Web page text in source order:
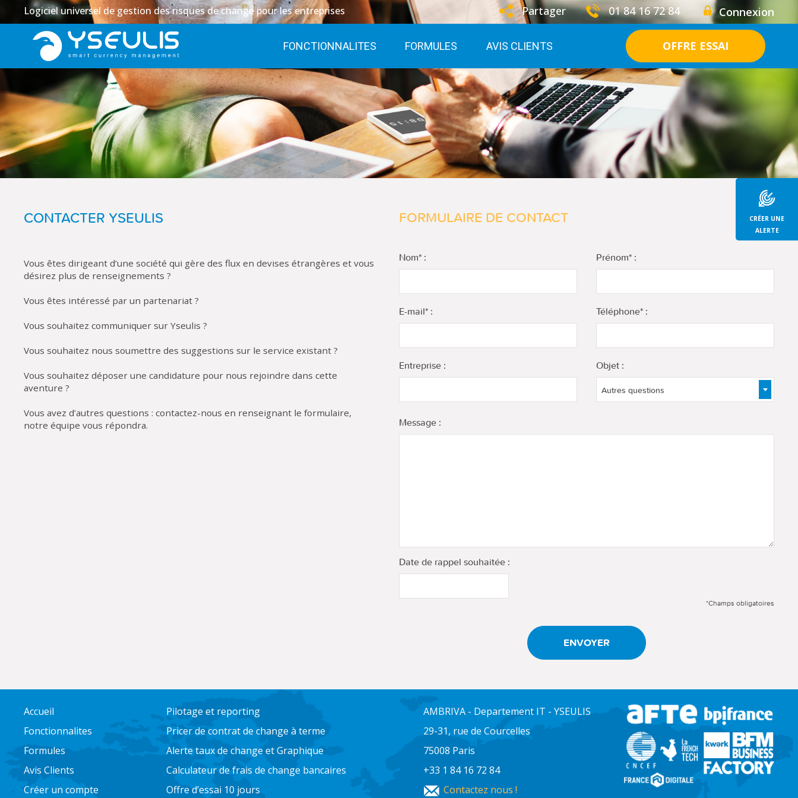
FONCTIONNALITES FORMULES AVIS CLIENTS OFFRE ESSAI
Logiciel universel de gestion des risques de change pour les entreprises Partager 01 84 16 72 84 Connexion
CONTACTER YSEULIS
Vous êtes dirigeant d’une société qui gère des flux en devises étrangères et vous
désirez plus de renseignements ?
Vous êtes intéressé par un partenariat ?
Vous souhaitez communiquer sur Yseulis ?
Vous souhaitez nous soumettre des suggestions sur le service existant ?
Vous souhaitez déposer une candidature pour nous rejoindre dans cette
aventure ?
Vous avez d’autres questions : contactez-nous en renseignant le formulaire,
notre équipe vous répondra.
FORMULAIRE DE CONTACT
Nom* : Prénom* :
E-mail* : Téléphone* :
Entreprise : Objet :
Autres questions
Message :
Date de rappel souhaitée :
*Champs obligatoires
ENVOYER
Accueil
Fonctionnalites
Formules
Avis Clients
Créer un compte
Pilotage et reporting
Pricer de contrat de change à terme
Alerte taux de change et Graphique
Calculateur de frais de change bancaires
Offre d’essai 10 jours
AMBRIVA - Departement IT - YSEULIS
29-31, rue de Courcelles
75008 Paris
+33 1 84 16 72 84
Contactez nous !
CRÉER UNE
ALERTE